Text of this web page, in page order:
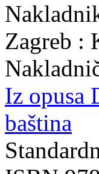
Zagreb :
Iz opusa
baština